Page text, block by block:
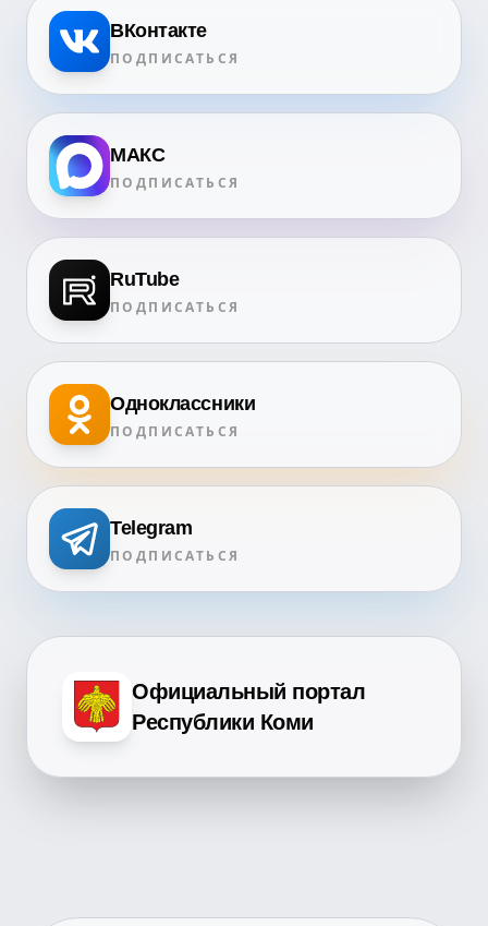
ВКонтакте
ПОДПИСАТЬСЯ
МАКС
ПОДПИСАТЬСЯ
RuTube
ПОДПИСАТЬСЯ
Одноклассники
ПОДПИСАТЬСЯ
Telegram
ПОДПИСАТЬСЯ
Официальный портал
Республики Коми